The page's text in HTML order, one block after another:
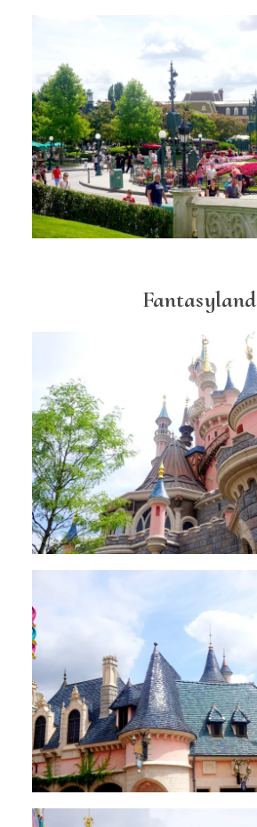
Fantasyland